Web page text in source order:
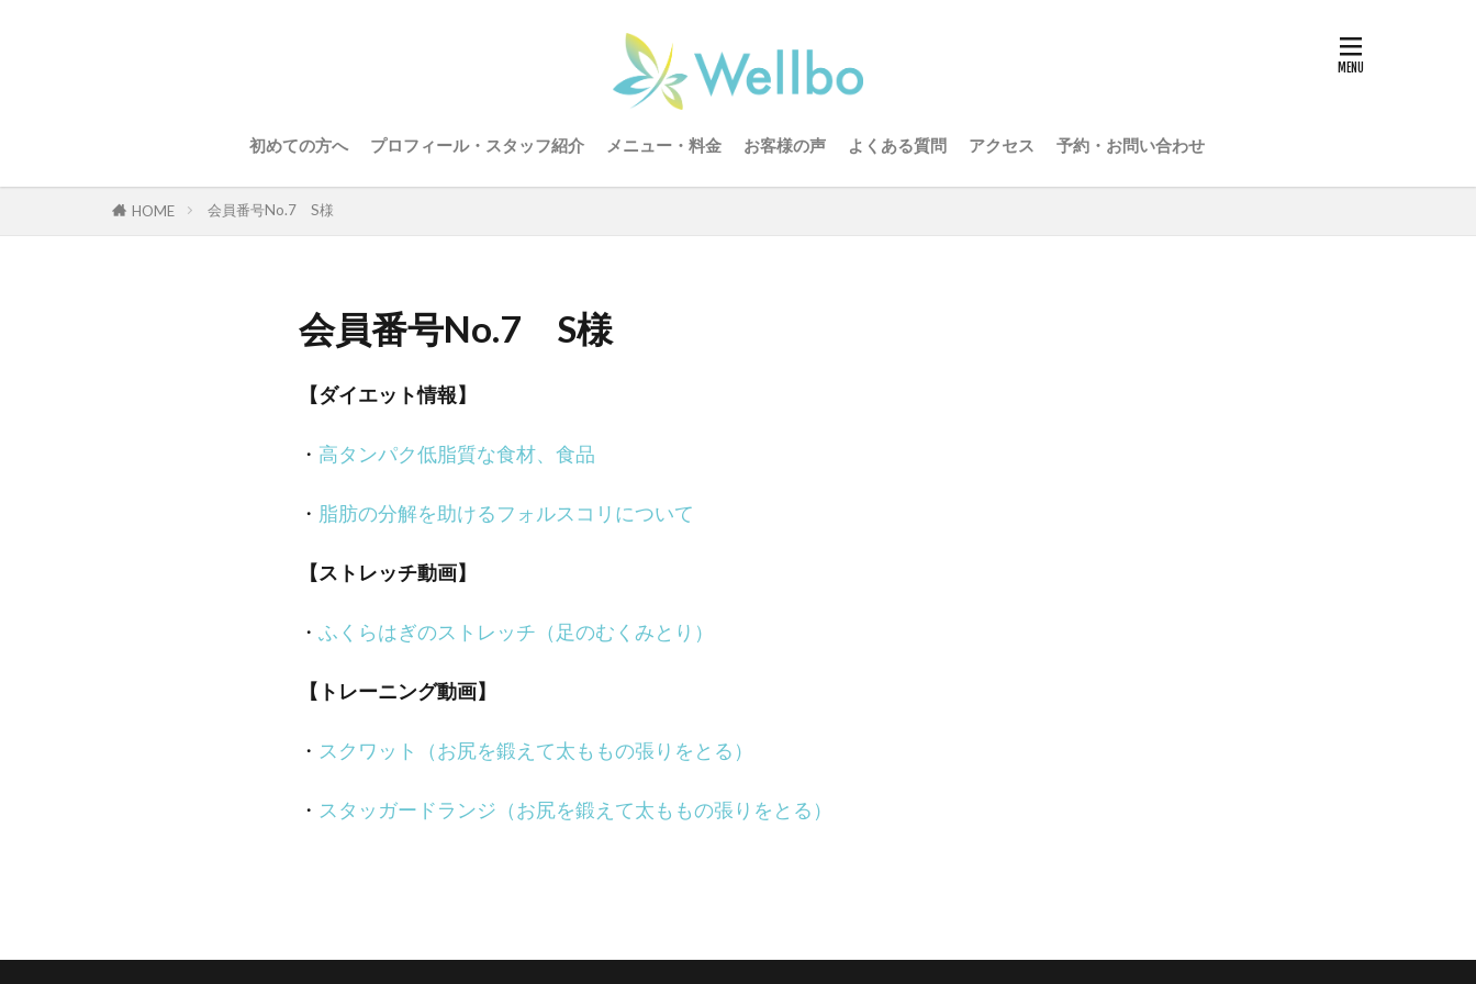
初めての方へ プロフィール・スタッフ紹介 メニュー・料金 お客様の声 よくある質問 アクセス 予約・お問い合わせ
HOME 会員番号No.7 S様
会員番号No.7 S様
【ダイエット情報】
・ 高タンパク低脂質な食材、食品
・ 脂肪の分解を助けるフォルスコリについて
【ストレッチ動画】
・ ふくらはぎのストレッチ（足のむくみとり）
【トレーニング動画】
・ スクワット（お尻を鍛えて太ももの張りをとる）
・ スタッガードランジ（お尻を鍛えて太ももの張りをとる）